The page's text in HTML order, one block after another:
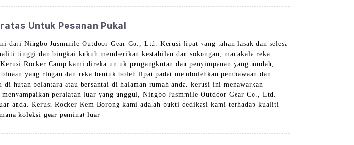
Untuk Pesanan Pukal
dari Ningbo Jusmmile Outdoor Gear Co., Ltd. Kerusi lipat yang tahan lasak dan selesa
tinggi dan bingkai kukuh memberikan kestabilan dan sokongan, manakala reka
Rocker Camp kami direka untuk pengangkutan dan penyimpanan yang mudah,
yang ringan dan reka bentuk boleh lipat padat membolehkan pembawaan dan
hutan belantara atau bersantai di halaman rumah anda, kerusi ini menawarkan
peralatan luar yang unggul, Ningbo Jusmmile Outdoor Gear Co., Ltd.
anda. Kerusi Rocker Kem Borong kami adalah bukti dedikasi kami terhadap kualiti
koleksi gear peminat luar